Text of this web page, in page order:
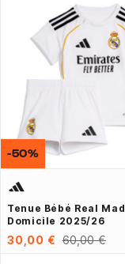
Tenue Bébé Real
Domicile 2025/26
30,00 € 60,00 €
-50%